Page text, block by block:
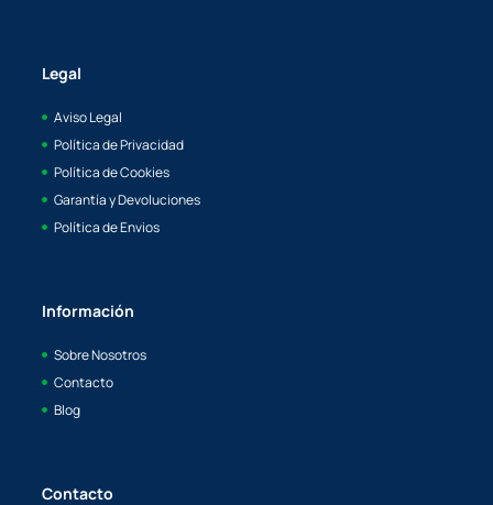
Legal
Aviso Legal
Política de Privacidad
Política de Cookies
Garantía y Devoluciones
Política de Envios
Información
Sobre Nosotros
Contacto
Blog
Contacto